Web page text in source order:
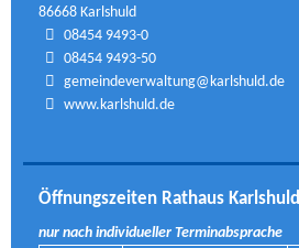
86668 Karlshuld
08454 9493-0
08454 9493-50
gemeindeverwaltung@karlshuld.de
www.karlshuld.de
Öffnungszeiten Rathaus Karlshuld
nur nach individueller Terminabsprache